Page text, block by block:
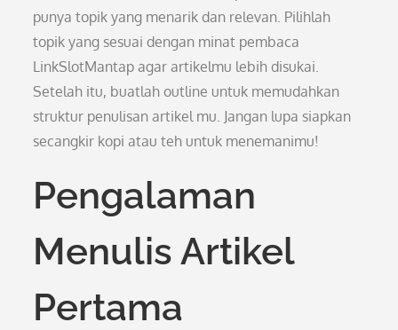
punya topik yang menarik dan relevan. Pilihlah
topik yang sesuai dengan minat pembaca
LinkSlotMantap agar artikelmu lebih disukai.
Setelah itu, buatlah outline untuk memudahkan
struktur penulisan artikel mu. Jangan lupa siapkan
secangkir kopi atau teh untuk menemanimu!
Pengalaman
Menulis Artikel
Pertama